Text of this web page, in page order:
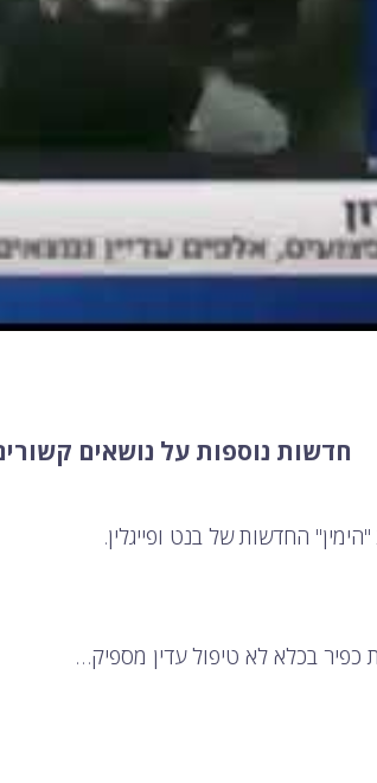
חדשות נוספות על נושאים